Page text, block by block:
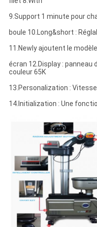
9.Support 1 minute pour
boule 10.Long&short :
11.Newly ajoutent le
écran 12.Display :
couleur 65K
13.Personalization :
14.Initialization : Une